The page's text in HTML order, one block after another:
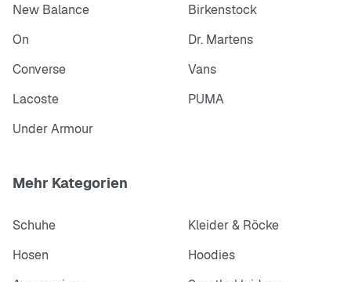
New Balance
Birkenstock
On
Dr. Martens
Converse
Vans
Lacoste
PUMA
Under Armour
Mehr Kategorien
Schuhe
Kleider & Röcke
Hosen
Hoodies